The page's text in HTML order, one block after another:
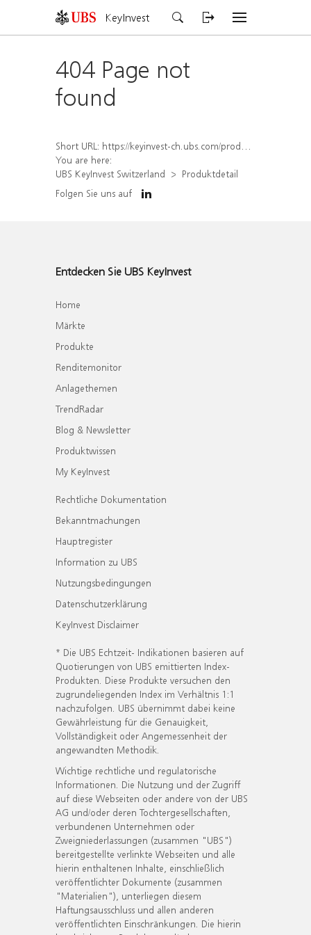
KeyInvest
404 Page not
found
Short URL: https://keyinvest-ch.ubs.com/produkt/detail/index/isin/CH1574367731
You are here:
UBS KeyInvest Switzerland
Produktdetail
Folgen Sie uns auf
Entdecken Sie UBS KeyInvest
Home
Märkte
Produkte
Renditemonitor
Anlagethemen
TrendRadar
Blog & Newsletter
Produktwissen
My KeyInvest
Rechtliche Dokumentation
Bekanntmachungen
Hauptregister
Information zu UBS
Nutzungsbedingungen
Datenschutzerklärung
KeyInvest Disclaimer
* Die UBS Echtzeit- Indikationen basieren auf
Quotierungen von UBS emittierten Index-
Produkten. Diese Produkte versuchen den
zugrundeliegenden Index im Verhältnis 1:1
nachzufolgen. UBS übernimmt dabei keine
Gewährleistung für die Genauigkeit,
Vollständigkeit oder Angemessenheit der
angewandten Methodik.
Wichtige rechtliche und regulatorische
Informationen. Die Nutzung und der Zugriff
auf diese Webseiten oder andere von der UBS
AG und/oder deren Tochtergesellschaften,
verbundenen Unternehmen oder
Zweigniederlassungen (zusammen "UBS")
bereitgestellte verlinkte Webseiten und alle
hierin enthaltenen Inhalte, einschließlich
veröffentlichter Dokumente (zusammen
"Materialien"), unterliegen diesem
Haftungsausschluss und allen anderen
veröffentlichten Einschränkungen. Die hierin